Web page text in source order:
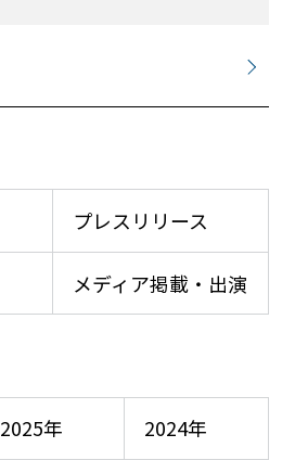
プレスリリース
メディア掲載・出演
2025年 2024年